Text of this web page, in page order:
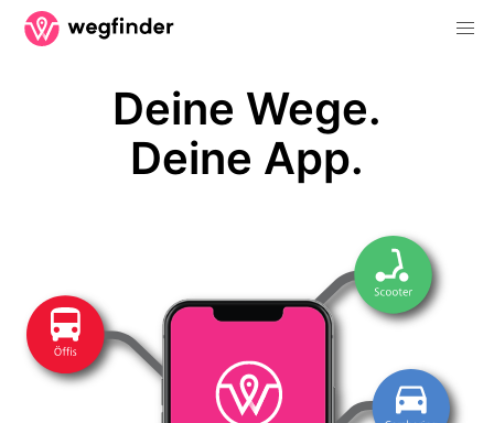
Deine Wege.
Deine App.